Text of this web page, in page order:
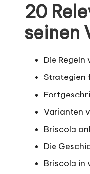
20
seinen
Die Regeln
Strategien
Varianten
Briscola
Die
Briscola in